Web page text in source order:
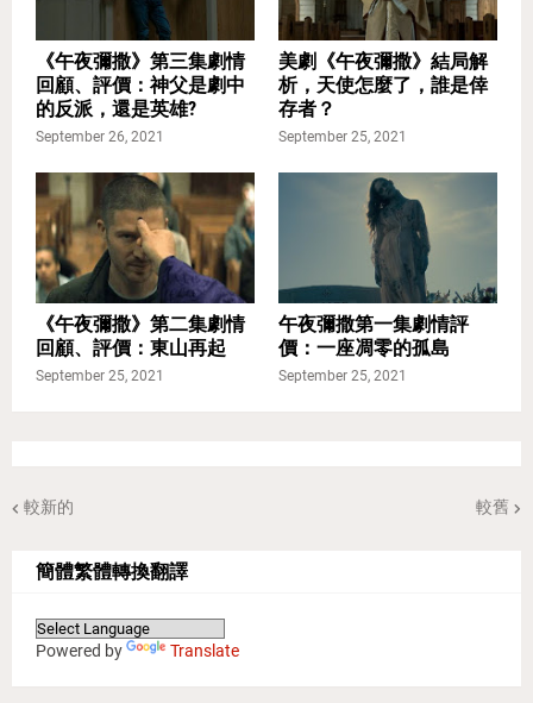
《午夜彌撒》第三集劇情
回顧、評價：神父是劇中
的反派，還是英雄?
September 26, 2021
美劇《午夜彌撒》結局解
析，天使怎麼了，誰是倖
存者？
September 25, 2021
《午夜彌撒》第二集劇情
回顧、評價：東山再起
September 25, 2021
午夜彌撒第一集劇情評
價：一座凋零的孤島
September 25, 2021
較新的 較舊
簡體繁體轉換翻譯
Powered by Translate